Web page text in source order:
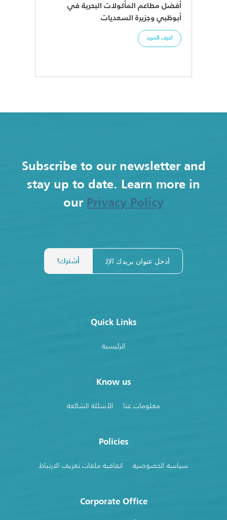
أفضل مطاعم المأكولات البحرية في
أبوظبي وجزيرة السعديات
اعرف المزيد
Subscribe to our newsletter and
stay up to date. Learn more in
our Privacy Policy
Quick Links
الرئيسية
Know us
معلومات عنا الأسئلة الشائعة
Policies
سياسة الخصوصية اتفاقية ملفات تعريف الارتباط
Corporate Office